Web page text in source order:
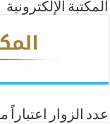
المكتبة الإلكترونية
عدد الزوار اعتباراً من 5/27/